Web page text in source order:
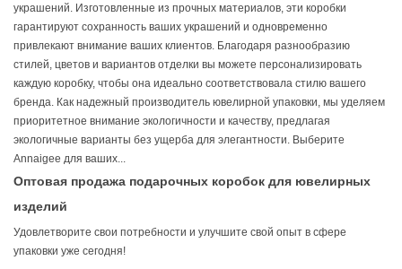
украшений. Изготовленные из прочных материалов, эти коробки
гарантируют сохранность ваших украшений и одновременно
привлекают внимание ваших клиентов. Благодаря разнообразию
стилей, цветов и вариантов отделки вы можете персонализировать
каждую коробку, чтобы она идеально соответствовала стилю вашего
бренда. Как надежный производитель ювелирной упаковки, мы уделяем
приоритетное внимание экологичности и качеству, предлагая
экологичные варианты без ущерба для элегантности. Выберите
Annaigee для ваших...
Оптовая продажа подарочных коробок для ювелирных
изделий
Удовлетворите свои потребности и улучшите свой опыт в сфере
упаковки уже сегодня!